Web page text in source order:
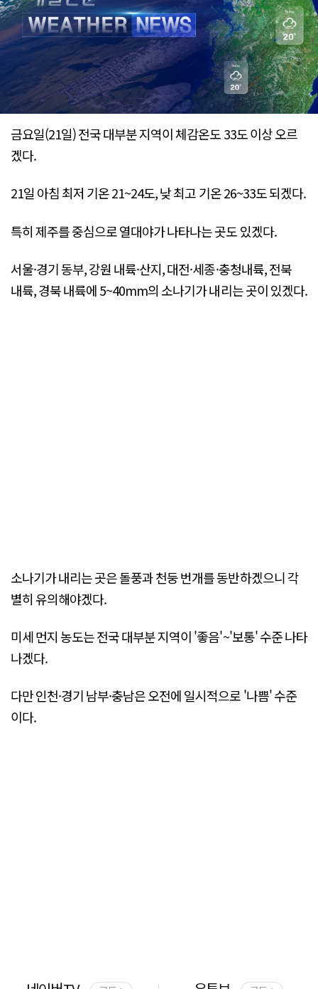
금요일(21일) 전국 대부분 지역이 체감온도 33도 이상 오르
겠다.
21일 아침 최저 기온 21~24도, 낮 최고 기온 26~33도 되겠다.
특히 제주를 중심으로 열대야가 나타나는 곳도 있겠다.
서울·경기 동부, 강원 내륙·산지, 대전·세종·충청내륙, 전북
내륙, 경북 내륙에 5~40mm의 소나기가 내리는 곳이 있겠다.
소나기가 내리는 곳은 돌풍과 천둥 번개를 동반하겠으니 각
별히 유의해야겠다.
미세 먼지 농도는 전국 대부분 지역이 '좋음'~'보통' 수준 나타
나겠다.
다만 인천·경기 남부·충남은 오전에 일시적으로 '나쁨' 수준
이다.